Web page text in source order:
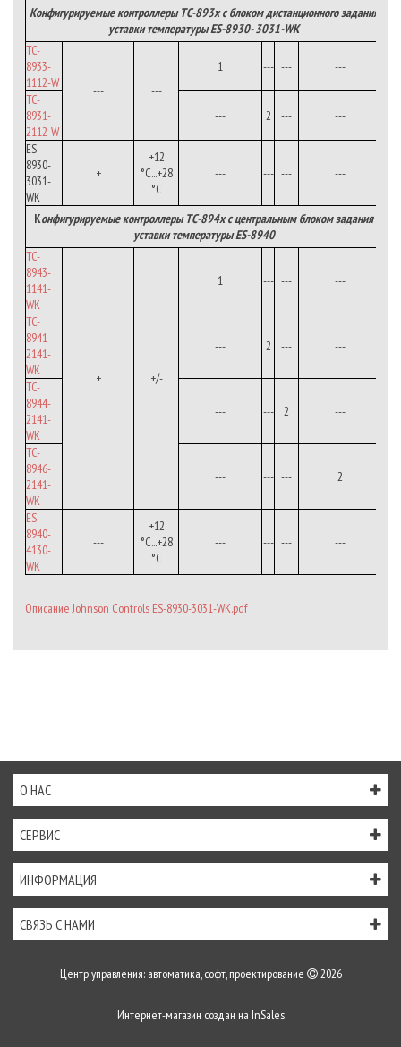
Конфигурируемые контроллеры ТС-893х с блоком дистанционного задания
уставки температуры ES-8930-3031-WK
TC-
8933-
1112-W
--- ---
1 --- --- ---
TC-
8931-
2112-W
--- 2 --- ---
ES-
8930-
3031-
WK
+
+12
°С...+28
°C
--- --- --- ---
Конфигурируемые контроллеры ТС-894х с центральным блоком задания
уставки температуры ES-8940
TC-
8943-
1141-
WK
+ +/-
1 --- --- ---
TC-
8941-
2141-
WK
--- 2 --- ---
TC-
8944-
2141-
WK
--- --- 2 ---
TC-
8946-
2141-
WK
--- --- --- 2
ES-
8940-
4130-
WK
---
+12
°С...+28
°C
--- --- --- ---
Описание Johnson Controls ES-8930-3031-WK.pdf
О НАС
СЕРВИС
ИНФОРМАЦИЯ
СВЯЗЬ С НАМИ
Центр управления: автоматика, софт, проектирование 2026
Интернет-магазин создан на InSales